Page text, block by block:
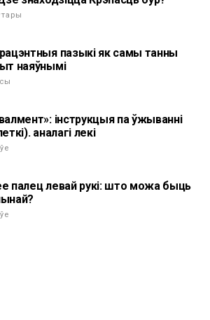
пазыкі як самы танны
наяўнымі
інструкцыя па ўжыванні
аналагі лекі
палец левай рукі: што можа быць